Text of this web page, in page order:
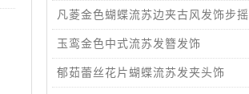
凡菱金色蝴蝶流苏边夹古风发饰步摇
玉鸾金色中式流苏发簪发饰
郁茹蕾丝花片蝴蝶流苏发夹头饰